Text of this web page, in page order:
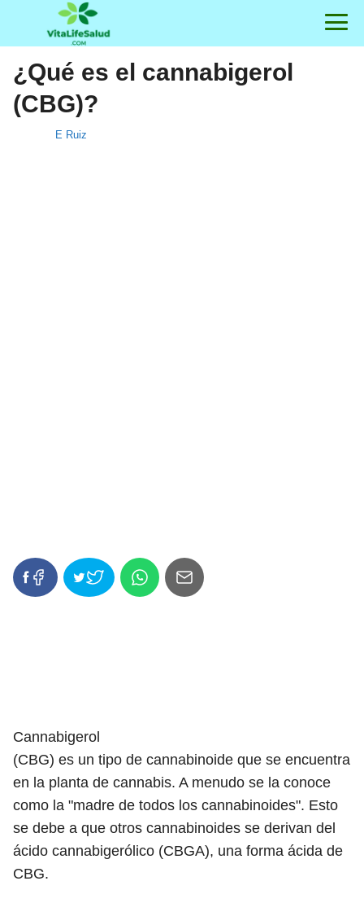
¿Qué es el cannabigerol
(CBG)?
E Ruiz
Cannabigerol
(CBG) es un tipo de cannabinoide que se encuentra
en la planta de cannabis. A menudo se la conoce
como la "madre de todos los cannabinoides". Esto
se debe a que otros cannabinoides se derivan del
ácido cannabigerólico (CBGA), una forma ácida de
CBG.